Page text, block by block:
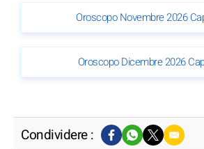
Oroscopo Novembre 2026
Oroscopo Dicembre 2026
Condividere :